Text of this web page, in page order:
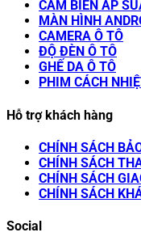
CẢM BIẾN ÁP
MÀN HÌNH
CAMERA Ô TÔ
ĐỘ ĐÈN Ô TÔ
GHẾ DA Ô TÔ
PHIM CÁCH
Hỗ trợ khách hàng
CHÍNH SÁCH
CHÍNH SÁCH
CHÍNH SÁCH
CHÍNH SÁCH
Social